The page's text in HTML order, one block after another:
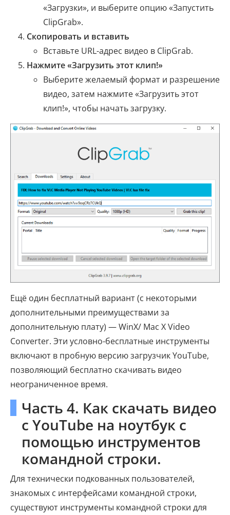
«Загрузки», и выберите опцию «Запустить
ClipGrab».
Скопировать и вставить
Вставьте URL-адрес видео в ClipGrab.
Нажмите «Загрузить этот клип!»
Выберите желаемый формат и разрешение
видео, затем нажмите «Загрузить этот
клип!», чтобы начать загрузку.
Ещё один бесплатный вариант (с некоторыми
дополнительными преимуществами за
дополнительную плату) — WinX/ Mac X Video
Converter. Эти условно-бесплатные инструменты
включают в пробную версию загрузчик YouTube,
позволяющий бесплатно скачивать видео
неограниченное время.
Часть 4. Как скачать видео
с YouTube на ноутбук с
помощью инструментов
командной строки.
Для технически подкованных пользователей,
знакомых с интерфейсами командной строки,
существуют инструменты командной строки для